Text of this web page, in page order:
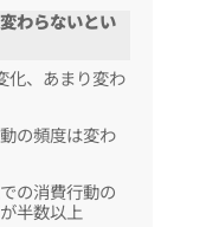
わらないとい
化、あまり変わ
の頻度は変わ
の消費行動の
半数以上